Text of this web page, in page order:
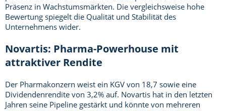
Präsenz in Wachstumsmärkten. Die vergleichsweise hohe
Bewertung spiegelt die Qualität und Stabilität des
Unternehmens wider.
Novartis: Pharma-Powerhouse mit
attraktiver Rendite
Der Pharmakonzern weist ein KGV von 18,7 sowie eine
Dividendenrendite von 3,2% auf. Novartis hat in den letzten
Jahren seine Pipeline gestärkt und könnte von mehreren